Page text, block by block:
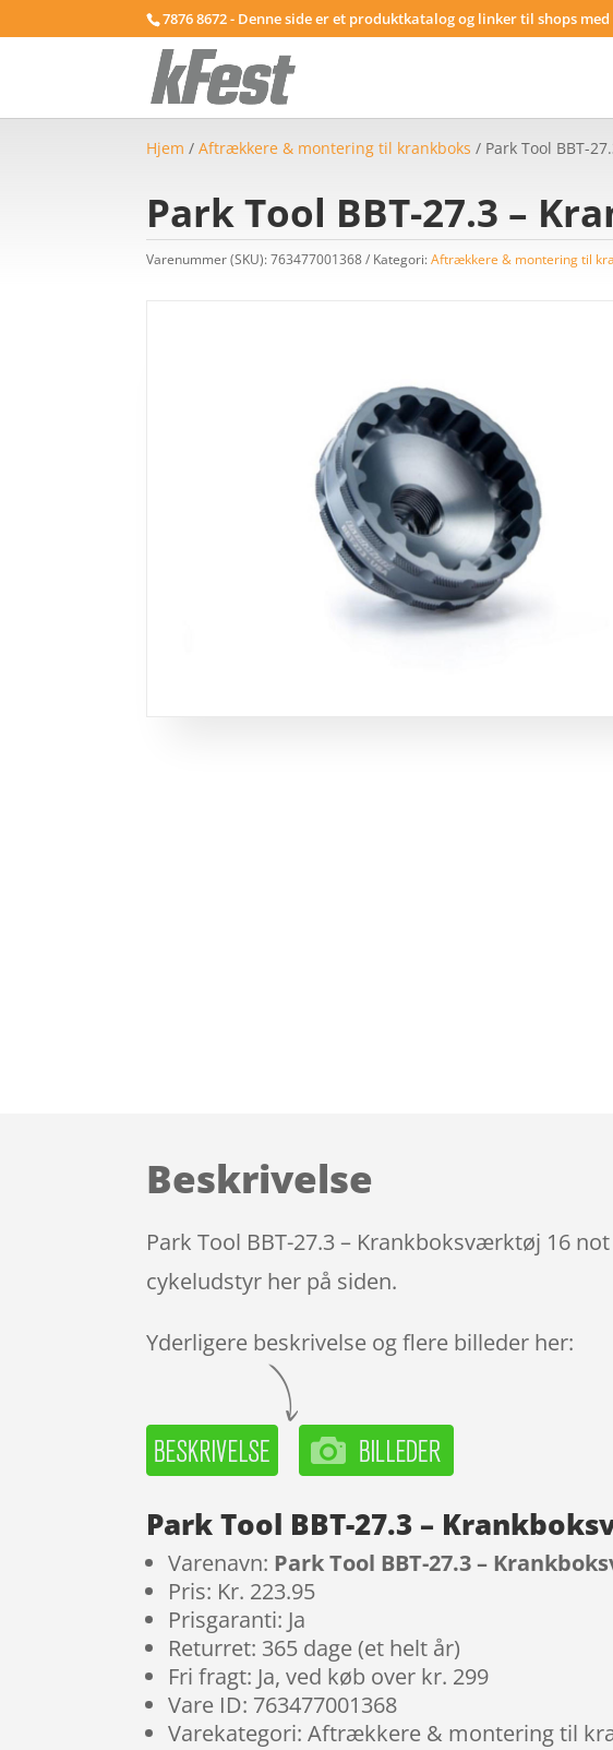
7876 8672 - Denne side er et produktkatalog og linker til shops
Hjem /Aftrækkere & montering til krankboks / Park Tool BBT-
Park Tool BBT-27.3 –
Varenummer (SKU):763477001368 Kategori:Aftrækkere & montering til
Beskrivelse
Park Tool BBT-27.3 – Krankboksværktøj 16
cykeludstyr her på siden.
Yderligere beskrivelse og flere billeder her:
Park Tool BBT-27.3 –
Varenavn: Park Tool BBT-27.3 –
Pris: Kr. 223.95
Prisgaranti: Ja
Returret: 365 dage (et helt år)
Fri fragt: Ja, ved køb over kr. 299
Vare ID: 763477001368
Varekategori: Aftrækkere & montering til